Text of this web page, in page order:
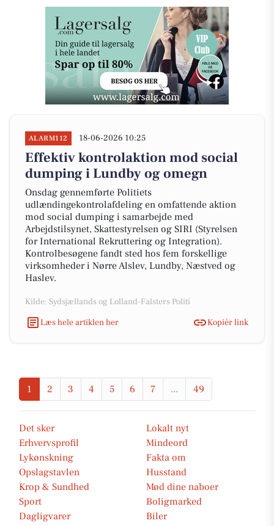
ALARM112 18-06-2026 10:25
Effektiv kontrolaktion mod social
dumping i Lundby og omegn
Onsdag gennemførte Politiets
udlændingekontrolafdeling en omfattende aktion
mod social dumping i samarbejde med
Arbejdstilsynet, Skattestyrelsen og SIRI (Styrelsen
for International Rekruttering og Integration).
Kontrolbesøgene fandt sted hos fem forskellige
virksomheder i Nørre Alslev, Lundby, Næstved og
Haslev.
Kilde: Sydsjællands og Lolland-Falsters Politi
Læs hele artiklen her
Kopiér link
1 2 3 4 5 6 7 ... 49
Det sker
Lokalt nyt
Erhvervsprofil
Mindeord
Lykønskning
Fakta om
Opslagstavlen
Husstand
Krop & Sundhed
Mød dine naboer
Sport
Boligmarked
Dagligvarer
Biler